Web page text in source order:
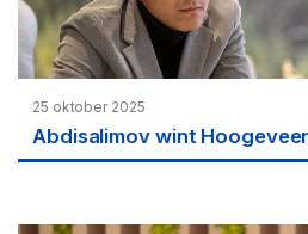
25 oktober 2025
Abdisalimov wint